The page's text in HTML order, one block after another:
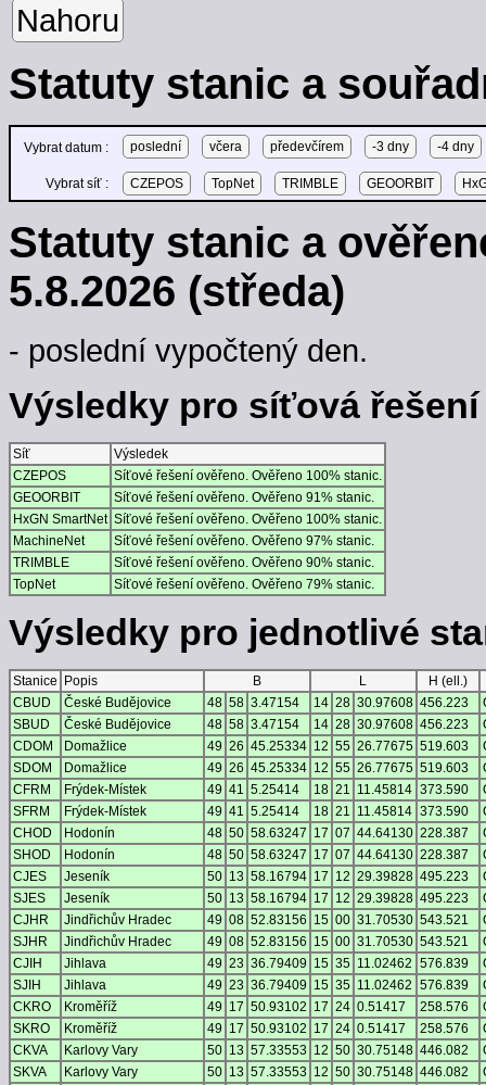
Nahoru
Statuty stanic a
Vybrat datum : poslední včera předevčírem -3 dny -4 dny
Vybrat síť : CZEPOS TopNet TRIMBLE GEOORBIT
Statuty stanic a
5.8.2026 (středa)
- poslední vypočtený den.
Výsledky pro síťová
Síť
Výsledek
CZEPOS
Síťové řešení ověřeno. Ověřeno 100% stanic.
GEOORBIT
Síťové řešení ověřeno. Ověřeno 91% stanic.
HxGN SmartNet Síťové řešení ověřeno. Ověřeno 100% stanic.
MachineNet
Síťové řešení ověřeno. Ověřeno 97% stanic.
TRIMBLE
Síťové řešení ověřeno. Ověřeno 90% stanic.
TopNet
Síťové řešení ověřeno. Ověřeno 79% stanic.
Výsledky pro jednotlivé
Stanice Popis B L
H (ell.)
CBUD
České Budějovice 48 58 3.47154 14 28 30.97608 456.223
SBUD
České Budějovice 48 58 3.47154 14 28 30.97608 456.223
CDOM
Domažlice 49 26 45.25334 12 55 26.77675 519.603
SDOM
Domažlice 49 26 45.25334 12 55 26.77675 519.603
CFRM
Frýdek-Místek 49 41 5.25414 18 21 11.45814 373.590
SFRM
Frýdek-Místek 49 41 5.25414 18 21 11.45814 373.590
CHOD
Hodonín 48 50 58.63247 17 07 44.64130 228.387
SHOD
Hodonín 48 50 58.63247 17 07 44.64130 228.387
CJES
Jeseník 50 13 58.16794 17 12 29.39828 495.223
SJES
Jeseník 50 13 58.16794 17 12 29.39828 495.223
CJHR
Jindřichův Hradec 49 08 52.83156 15 00 31.70530 543.521
SJHR
Jindřichův Hradec 49 08 52.83156 15 00 31.70530 543.521
CJIH
Jihlava 49 23 36.79409 15 35 11.02462 576.839
SJIH
Jihlava 49 23 36.79409 15 35 11.02462 576.839
CKRO
Kroměříž 49 17 50.93102 17 24 0.51417 258.576
SKRO
Kroměříž 49 17 50.93102 17 24 0.51417 258.576
CKVA
Karlovy Vary 50 13 57.33553 12 50 30.75148 446.082
SKVA
Karlovy Vary 50 13 57.33553 12 50 30.75148 446.082